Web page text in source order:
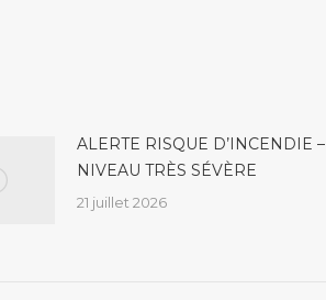
ALERTE RISQUE D’INCENDIE –
NIVEAU TRÈS SÉVÈRE
21 juillet 2026